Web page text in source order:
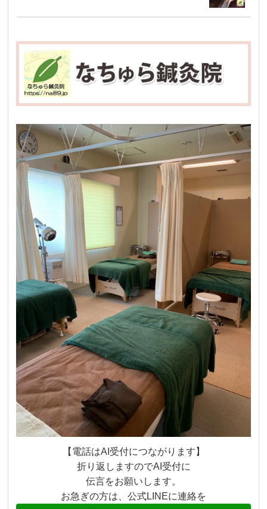
【電話はAI受付につながります】
折り返しますのでAI受付に
伝言をお願いします。
お急ぎの方は、公式LINEに連絡を